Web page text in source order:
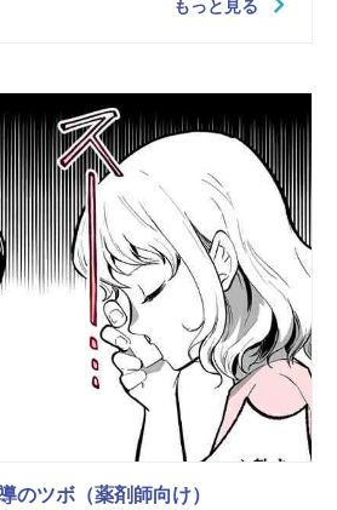
もっと見る
のツボ（薬剤師向け）